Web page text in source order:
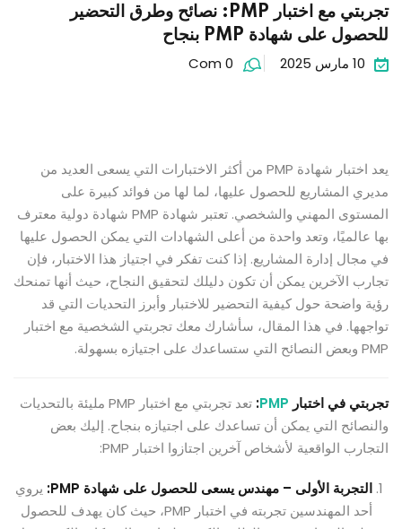
تجربتي مع اختبار PMP: نصائح وطرق التحضير
للحصول على شهادة PMP بنجاح
10 مارس 2025
Com 0
يعد اختبار شهادة PMP من أكثر الاختبارات التي يسعى العديد من
مديري المشاريع للحصول عليها، لما لها من فوائد كبيرة على
المستوى المهني والشخصي. تعتبر شهادة PMP شهادة دولية معترف
بها عالميًا، وتعد واحدة من أعلى الشهادات التي يمكن الحصول عليها
في مجال إدارة المشاريع. إذا كنت تفكر في اجتياز هذا الاختبار، فإن
تجارب الآخرين يمكن أن تكون دليلك لتحقيق النجاح، حيث أنها تمنحك
رؤية واضحة حول كيفية التحضير للاختبار وأبرز التحديات التي قد
تواجهها. في هذا المقال، سأشارك معك تجربتي الشخصية مع اختبار
PMP وبعض النصائح التي ستساعدك على اجتيازه بسهولة.
تجربتي في اختبار PMP
:
تعد تجربتي مع اختبار PMP مليئة بالتحديات
والنصائح التي يمكن أن تساعدك على اجتيازه بنجاح. إليك بعض
التجارب الواقعية لأشخاص آخرين اجتازوا اختبار PMP:
التجربة الأولى – مهندس يسعى للحصول على شهادة PMP:
يروي
أحد المهندسين تجربته في اختبار PMP، حيث كان يهدف للحصول